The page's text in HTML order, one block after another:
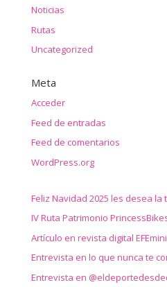
Noticias
Rutas
Uncategorized
Meta
Acceder
Feed de entradas
Feed de comentarios
WordPress.org
Feliz Navidad 2025 les desea la
IV Ruta Patrimonio
Artículo en revista digital
Entrevista en lo que nunca te
Entrevista en